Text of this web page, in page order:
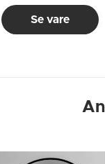
Se vare